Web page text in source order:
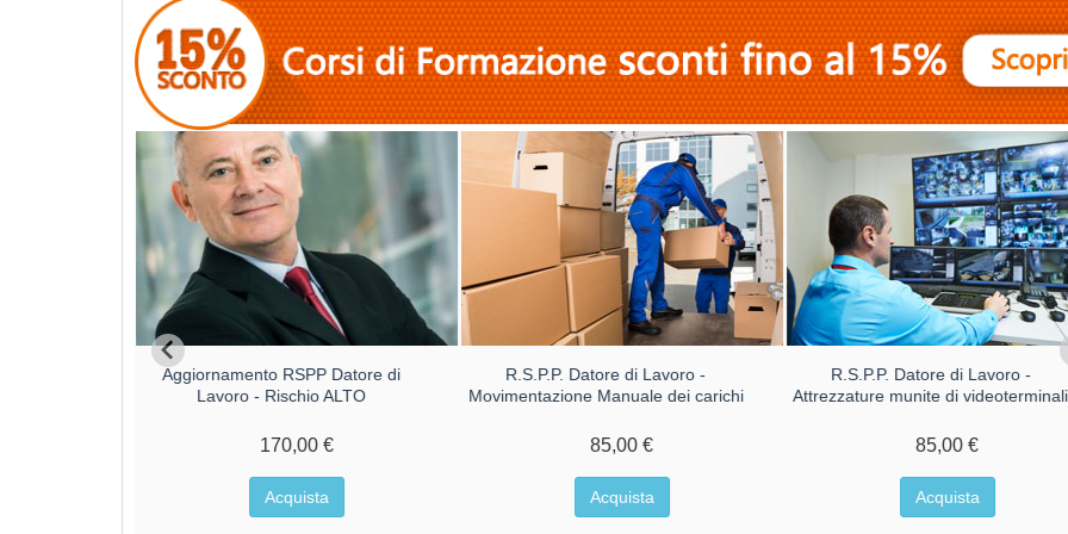
Aggiornamento RSPP Datore di
Lavoro - Rischio ALTO
170,00 €
Acquista
R.S.P.P. Datore di Lavoro -
Movimentazione Manuale dei carichi
85,00 €
Acquista
R.S.P.P. Datore di Lavoro -
Attrezzature munite di videoterminali
85,00 €
Acquista